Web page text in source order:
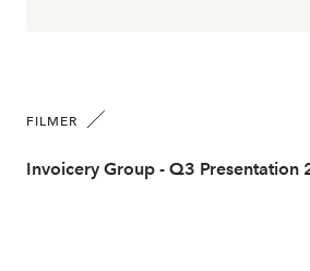
FILMER
Invoicery Group - Q3 Presentation